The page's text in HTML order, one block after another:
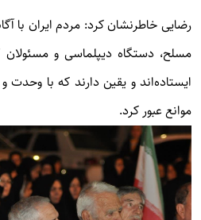
رضایی خاطرنشان کرد: مردم ایران با
مسلح، دستگاه دیپلماسی و
ایستاده‌اند و یقین دارند که با
موانع عبور کرد.